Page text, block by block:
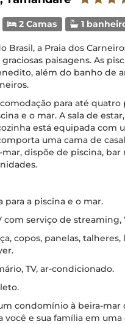
2 Camas 1
Brasil, a Praia dos
paisagens. As
além do banho de
para até quatro
e o mar. A sala de
está equipada com
uma cama de
dispõe de piscina, bar
para a piscina e o mar.
com serviço de
copos, panelas,
TV, ar-condicionado.
condomínio à beira-
e sua família em